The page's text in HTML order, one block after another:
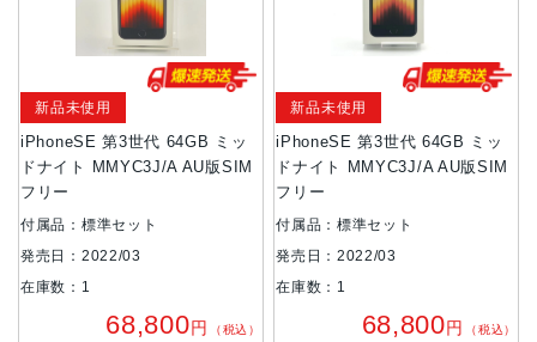
iPhoneSE 第3世代 64GB ミッ
ドナイト MMYC3J/A AU版SIM
フリー
新品未使用
付属品：標準セット
発売日：2022/03
在庫数：1
68,800円 （税込）
iPhoneSE 第3世代 64GB ミッ
ドナイト MMYC3J/A AU版SIM
フリー
新品未使用
付属品：標準セット
発売日：2022/03
在庫数：1
68,800円 （税込）